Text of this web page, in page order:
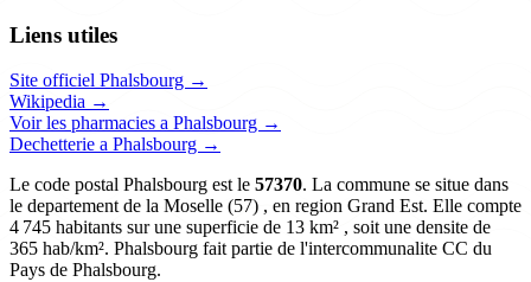
Liens utiles
Site officiel Phalsbourg →
Wikipedia →
Voir les pharmacies a Phalsbourg →
Dechetterie a Phalsbourg →
Le code postal Phalsbourg est le 57370. La commune se situe dans
le departement de la Moselle (57) , en region Grand Est. Elle compte
4 745 habitants sur une superficie de 13 km² , soit une densite de
365 hab/km². Phalsbourg fait partie de l'intercommunalite CC du
Pays de Phalsbourg.